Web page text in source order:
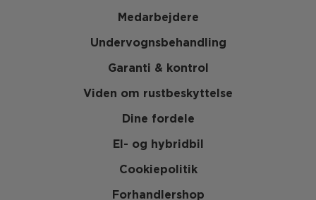
Medarbejdere
Undervognsbehandling
Garanti & kontrol
Viden om rustbeskyttelse
Dine fordele
El- og hybridbil
Cookiepolitik
Forhandlershop